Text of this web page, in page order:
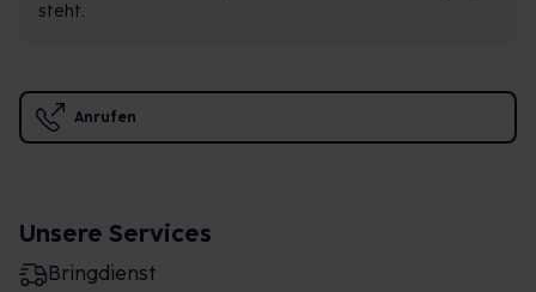
steht.
Anrufen
Unsere Services
Bringdienst